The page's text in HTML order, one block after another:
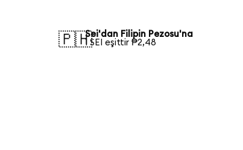
🇵🇭Sei'dan Filipin Pezosu'na
1 SEI eşittir ₱2,48